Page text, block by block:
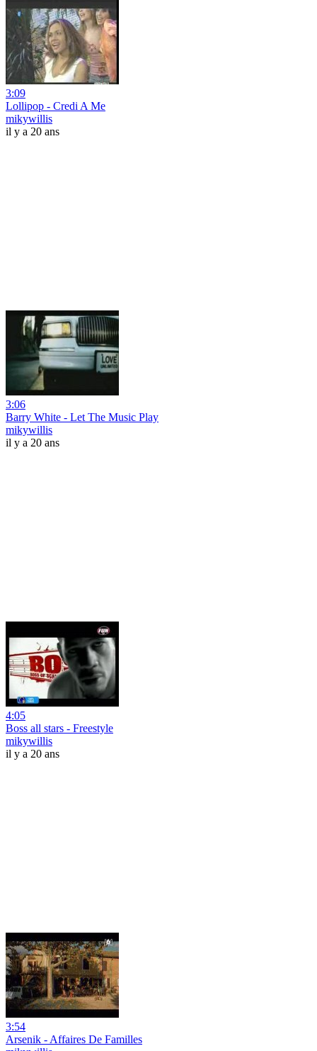
3:09
Lollipop - Credi A Me
mikywillis
il y a 20 ans
3:06
Barry White - Let The Music Play
mikywillis
il y a 20 ans
4:05
Boss all stars - Freestyle
mikywillis
il y a 20 ans
3:54
Arsenik - Affaires De Familles